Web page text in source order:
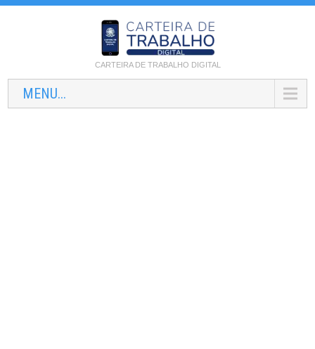
CARTEIRA DE TRABALHO DIGITAL
MENU...